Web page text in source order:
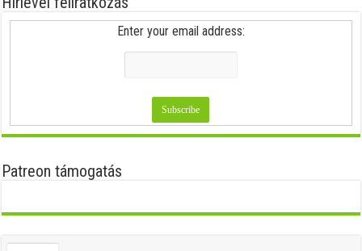
Enter your email address:
Patreon támogatás